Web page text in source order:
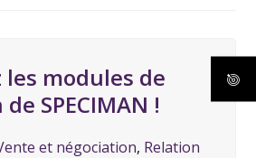
les modules de
SPECIMAN !
et négociation, Relation